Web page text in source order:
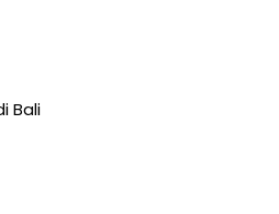
Bali